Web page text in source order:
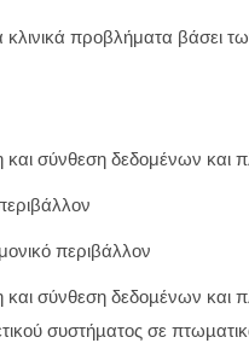
κλινικά προβλήματα βάσει
σύνθεση δεδομένων και
περιβάλλον
σύνθεση δεδοµένων και
συστήµατος σε